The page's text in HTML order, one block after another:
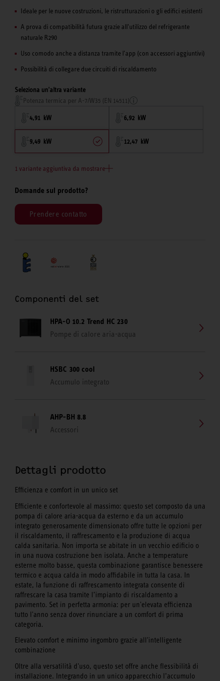
Ideale per le nuove costruzioni, le ristrutturazioni o gli edifici esistenti
A prova di compatibilità futura grazie all'utilizzo del refrigerante
naturale R290
Uso comodo anche a distanza tramite l'app (con accessori aggiuntivi)
Possibilità di collegare due circuiti di riscaldamento
Seleziona un'altra variante
Potenza termica per A-7/W35 (EN 14511)
4,91 kW 6,92 kW
9,49 kW 12,47 kW
1 variante aggiuntiva da mostrare
Domande sul prodotto?
Prendere contatto
Componenti del set
HPA-O 10.2 Trend HC 230
Pompe di calore aria-acqua
HSBC 300 cool
Accumulo integrato
AHP-BH 8.8
Accessori
Dettagli prodotto
Efficienza e comfort in un unico set
Efficiente e confortevole al massimo: questo set composto da una
pompa di calore aria-acqua da esterno e da un accumulo
integrato generosamente dimensionato offre tutte le opzioni per
il riscaldamento, il raffrescamento e la produzione di acqua
calda sanitaria. Non importa se abitate in un vecchio edificio o
in una nuova costruzione ben isolata. Anche a temperature
esterne molto basse, questa combinazione garantisce benessere
termico e acqua calda in modo affidabile in tutta la casa. In
estate, la funzione di raffrescamento integrata consente di
raffrescare la casa tramite l’impianto di riscaldamento a
pavimento. Set in perfetta armonia: per un'elevata efficienza
tutto l'anno senza dover rinunciare a un comfort di prima
categoria.
Elevato comfort e minimo ingombro grazie all'intelligente
combinazione
Oltre alla versatilità d'uso, questo set offre anche flessibilità di
installazione. Integrando in un unico apparecchio l’accumulo